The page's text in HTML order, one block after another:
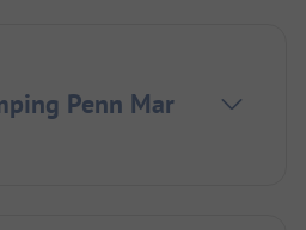
Penn Mar